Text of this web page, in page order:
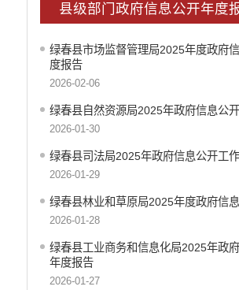
县级部门政府信息公开年度
绿春县市场监督管理局2025年度政府
度报告
2026-02-06
绿春县自然资源局2025年政府信息公
2026-01-30
绿春县司法局2025年政府信息公开工
2026-01-29
绿春县林业和草原局2025年度政府信
2026-01-28
绿春县工业商务和信息化局2025年政
年度报告
2026-01-27